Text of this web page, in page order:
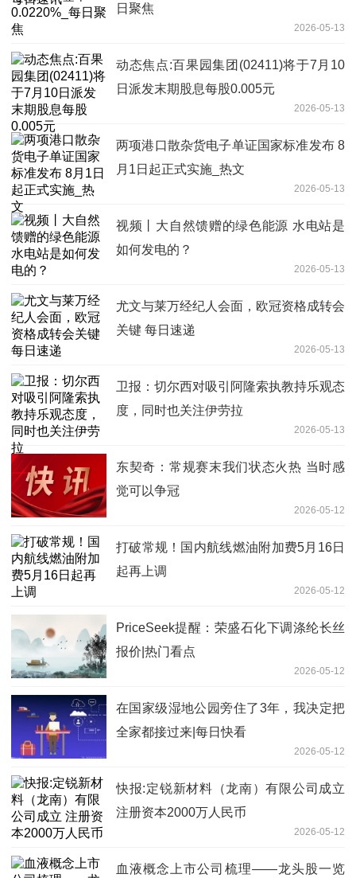
日聚焦
2026-05-13
动态焦点:百果园集团(02411)将于7月10
日派发末期股息每股0.005元
2026-05-13
两项港口散杂货电子单证国家标准发布 8
月1日起正式实施_热文
2026-05-13
视频丨大自然馈赠的绿色能源 水电站是
如何发电的？
2026-05-13
尤文与莱万经纪人会面，欧冠资格成转会
关键 每日速递
2026-05-13
卫报：切尔西对吸引阿隆索执教持乐观态
度，同时也关注伊劳拉
2026-05-13
东契奇：常规赛末我们状态火热 当时感
觉可以争冠
2026-05-12
打破常规！国内航线燃油附加费5月16日
起再上调
2026-05-12
PriceSeek提醒：荣盛石化下调涤纶长丝
报价|热门看点
2026-05-12
在国家级湿地公园旁住了3年，我决定把
全家都接过来|每日快看
2026-05-12
快报:定锐新材料（龙南）有限公司成立
注册资本2000万人民币
2026-05-12
血液概念上市公司梳理——龙头股一览